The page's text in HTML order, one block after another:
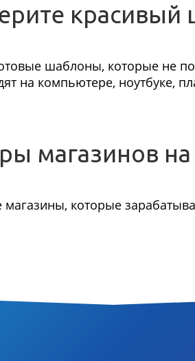
красивый
шаблоны, которые не
на компьютере, ноутбуке,
магазинов на
которые